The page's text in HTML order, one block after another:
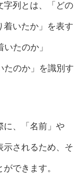
字列とは、「どの
着いたか」を表す
たのか」
たのか」を識別す
に、「名前」や
示されるため、そ
できます。